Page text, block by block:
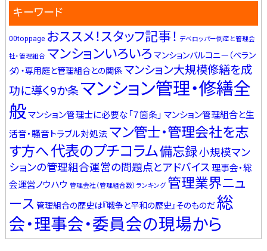
キーワード
00toppage おススメ！スタッフ記事！ デベロッパー倒産と管理会
社・管理組合 マンションいろいろ マンションバルコニー（ベラン
ダ）・専用庭と管理組合との関係 マンション大規模修繕を成
功に導く9か条マンション管理・修繕全
般マンション管理士に必要な「７箇条」 マンション管理組合と生
活音・騒音トラブル対処法 マン管士・管理会社を志
す方へ代表のプチコラム備忘録小規模マン
ションの管理組合運営の問題点とアドバイス 理事会・総
会運営ノウハウ 管理会社（管理組合数）ランキング 管理業界ニュ
ース 管理組合の歴史は『戦争と平和の歴史』そのものだ総
会・理事会・委員会の現場から